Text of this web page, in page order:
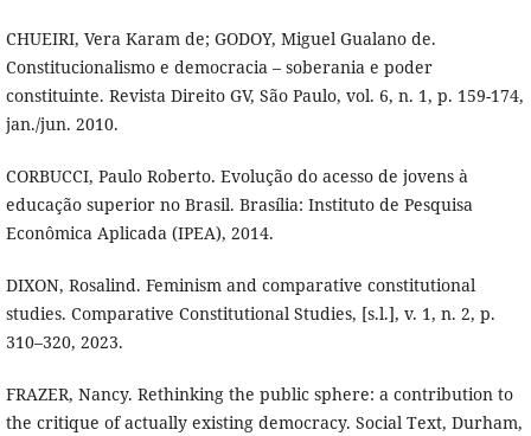
CHUEIRI, Vera Karam de; GODOY, Miguel Gualano de.
Constitucionalismo e democracia – soberania e poder
constituinte. Revista Direito GV, São Paulo, vol. 6, n. 1, p. 159-174,
jan./jun. 2010.
CORBUCCI, Paulo Roberto. Evolução do acesso de jovens à
educação superior no Brasil. Brasília: Instituto de Pesquisa
Econômica Aplicada (IPEA), 2014.
DIXON, Rosalind. Feminism and comparative constitutional
studies. Comparative Constitutional Studies, [s.l.], v. 1, n. 2, p.
310–320, 2023.
FRAZER, Nancy. Rethinking the public sphere: a contribution to
the critique of actually existing democracy. Social Text, Durham,